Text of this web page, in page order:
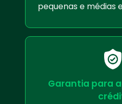
pequenas e médias
Garantia para